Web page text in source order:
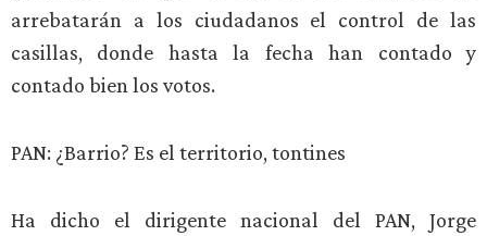
arrebatarán a los ciudadanos el control de las
casillas, donde hasta la fecha han contado y
contado bien los votos.
PAN: ¿Barrio? Es el territorio, tontines
Ha dicho el dirigente nacional del PAN, Jorge